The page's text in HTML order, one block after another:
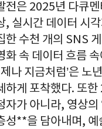
전은 2025년 다큐
, 실시간 데이터 시
한 수천 개의 SNS
화 속 데이터 흐름
제나 지금처럼’은
하게 포착했다. 또
자가 아니라, 영상
성**을 담아내며, 예